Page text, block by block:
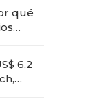
qué
6,2